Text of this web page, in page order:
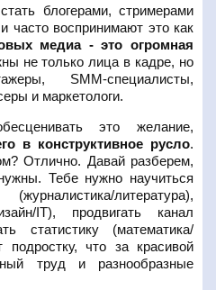
блогерами, стримерами
часто воспринимают это как
медиа - это огромная
не только лица в кадре, но
SMM-специалисты,
и маркетологи.
это желание,
в конструктивное русло.
Отлично. Давай разберем,
Тебе нужно научиться
литература),
IT), продвигать канал
статистику (математика/
подростку, что за красивой
труд и разнообразные